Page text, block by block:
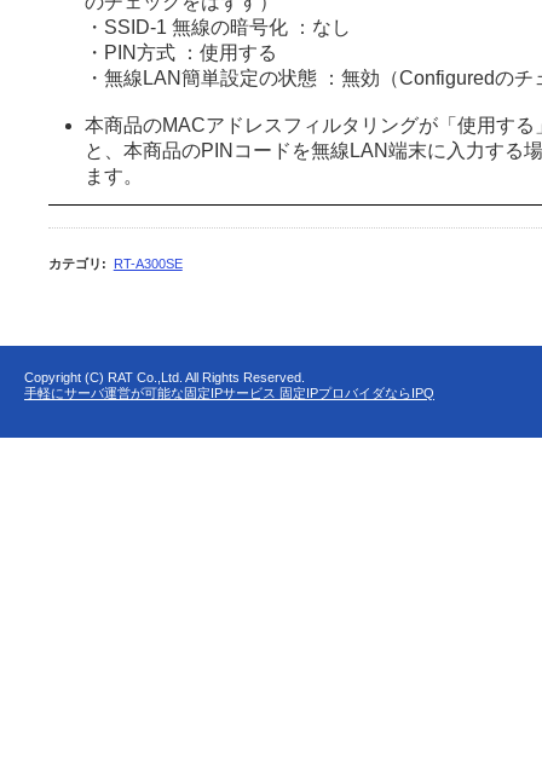
・SSID-1 無線の暗号化 ：なし
・PIN方式 ：使用する
・無線LAN簡単設定の状態 ：無効（Configuredの
本商品のMACアドレスフィルタリングが「使用する
と、本商品のPINコードを無線LAN端末に入力する
ます。
カテゴリ : RT-A300SE
Copyright (C) RAT Co.,Ltd. All Rights Reserved.
手軽にサーバ運営が可能な固定IPサービス 固定IPプロバイダならIPQ